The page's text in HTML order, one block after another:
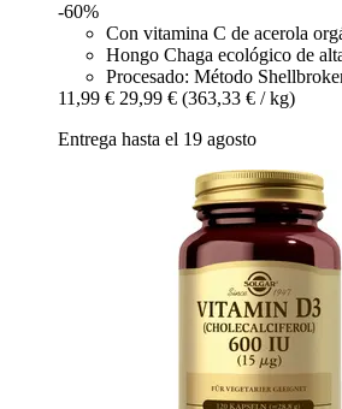
-60%
Con vitamina C de acerola
Hongo Chaga ecológico de
Procesado: Método
11,99 € 29,99 € (363,33 € / kg)
Entrega hasta el 19 agosto